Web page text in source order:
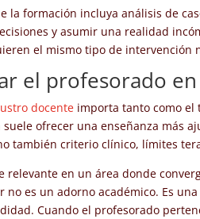
la formación incluya análisis de
y asumir una realidad
el mismo tipo de intervención
el profesorado
docente importa tanto como el
ofrecer una enseñanza más
también criterio clínico, límites
relevante en un área donde
es un adorno académico. Es
Cuando el profesorado